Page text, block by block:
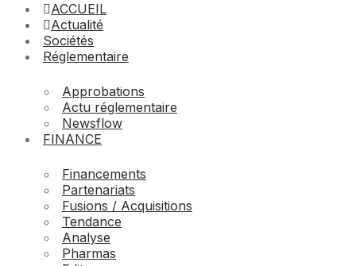
ACCUEIL
Actualité
Sociétés
Réglementaire
Approbations
Actu réglementaire
Newsflow
FINANCE
Financements
Partenariats
Fusions / Acquisitions
Tendance
Analyse
Pharmas